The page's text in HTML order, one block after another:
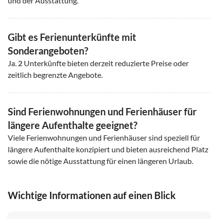
Gibt es Ferienunterkünfte mit
Sonderangeboten?
Ja. 2 Unterkünfte bieten derzeit reduzierte Preise oder
zeitlich begrenzte Angebote.
Sind Ferienwohnungen und Ferienhäuser für
längere Aufenthalte geeignet?
Viele Ferienwohnungen und Ferienhäuser sind speziell für
längere Aufenthalte konzipiert und bieten ausreichend Platz
sowie die nötige Ausstattung für einen längeren Urlaub.
Wichtige Informationen auf einen Blick